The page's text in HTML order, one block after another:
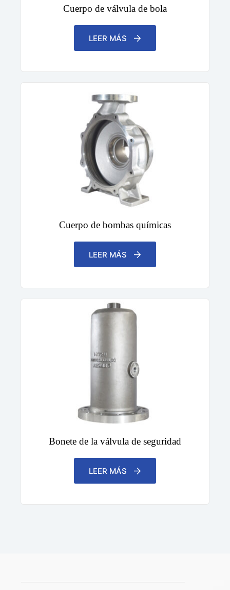
Cuerpo de válvula de bola
LEER MÁS
Cuerpo de bombas químicas
LEER MÁS
Bonete de la válvula de seguridad
LEER MÁS